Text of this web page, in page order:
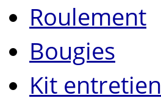
Roulement
Bougies
Kit entretien